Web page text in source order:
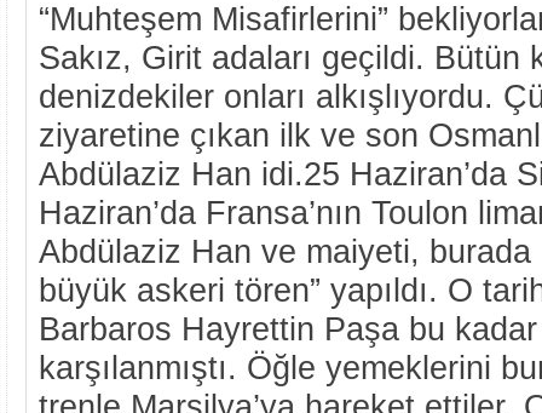
“Muhteşem Misafirlerini”
Sakız, Girit adaları geçildi. Bütün
denizdekiler onları alkışlıyordu.
ziyaretine çıkan ilk ve son
Abdülaziz Han idi.25 Haziran’da
Haziran’da Fransa’nın Toulon
Abdülaziz Han ve maiyeti, burada
büyük askeri tören” yapıldı. O
Barbaros Hayrettin Paşa bu
karşılanmıştı. Öğle yemeklerini